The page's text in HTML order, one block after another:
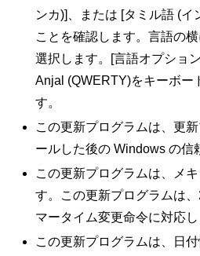
ンカ)]、または [タミル語 (イ
ことを確認します。言語の
選択します。[言語オプショ
Anjal (QWERTY)をキーボー
す。
この更新プログラムは、更
ールした後の Windows の信
この更新プログラムは、メ
す。この更新プログラムは
マータイム変更命令に対応し
この更新プログラムは、日